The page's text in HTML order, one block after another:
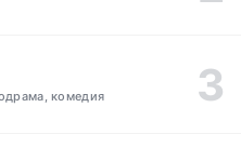
комедия